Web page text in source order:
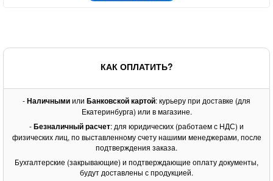
КАК ОПЛАТИТЬ?
-Наличнымиили Банковской картой: курьеру при доставке (для
Екатеринбурга) или в магазине.
-Безналичный расчет: для юридических (работаем с НДС) и
физических лиц, по выставленному счету нашими менеджерами, после
подтверждения заказа.
Бухгалтерские (закрывающие) и подтверждающие оплату документы,
будут доставлены с продукцией.